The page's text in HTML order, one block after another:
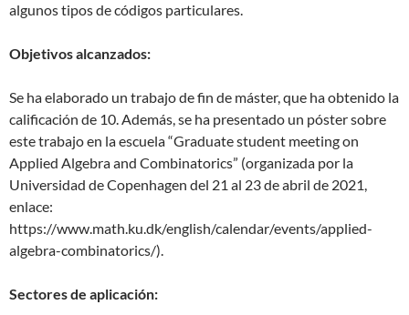
algunos tipos de códigos particulares.
Objetivos alcanzados:
Se ha elaborado un trabajo de fin de máster, que ha obtenido la
calificación de 10. Además, se ha presentado un póster sobre
este trabajo en la escuela “Graduate student meeting on
Applied Algebra and Combinatorics” (organizada por la
Universidad de Copenhagen del 21 al 23 de abril de 2021,
enlace:
https://www.math.ku.dk/english/calendar/events/applied-
algebra-combinatorics/).
Sectores de aplicación: